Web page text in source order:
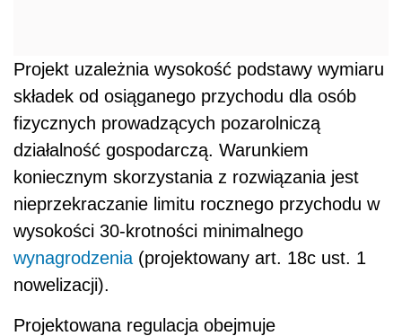
Projektowana regulacja obejmuje
przedsiębiorców prowadzących jednoosobową
działalność gospodarczą indywidualnych
(wyłączone z jej zakresu są osoby
uczestniczące w spółkach osobowych). Taki
warunek ma na celu wyeliminowanie nadużyć
w postaci przenoszenia przychodów do innych
form działalności celem optymalizacji obciążeń
składkowych.